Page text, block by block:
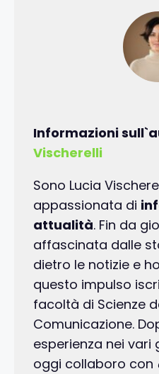
Informazioni
Vischerelli
Sono Lucia
appassionata di
attualità. Fin da
affascinata dalle
dietro le notizie e
questo impulso
facoltà di Scienze
Comunicazione.
esperienza nei vari
oggi collaboro con